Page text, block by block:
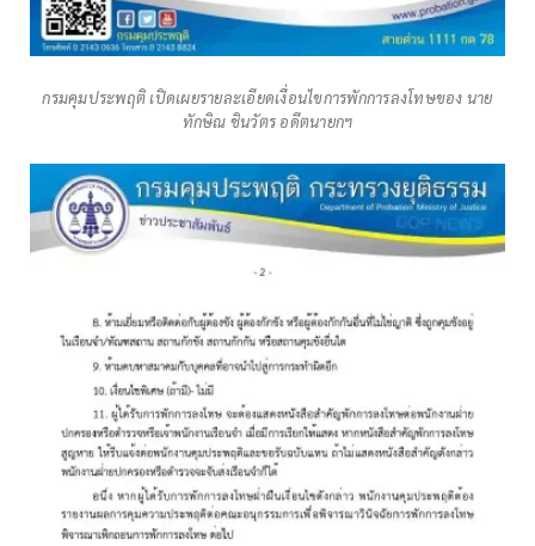
กรมคุมประพฤติ เปิดเผยรายละเอียดเงื่อนไขการพักการลงโทษของ นาย
ทักษิณ ชินวัตร อดีตนายกฯ